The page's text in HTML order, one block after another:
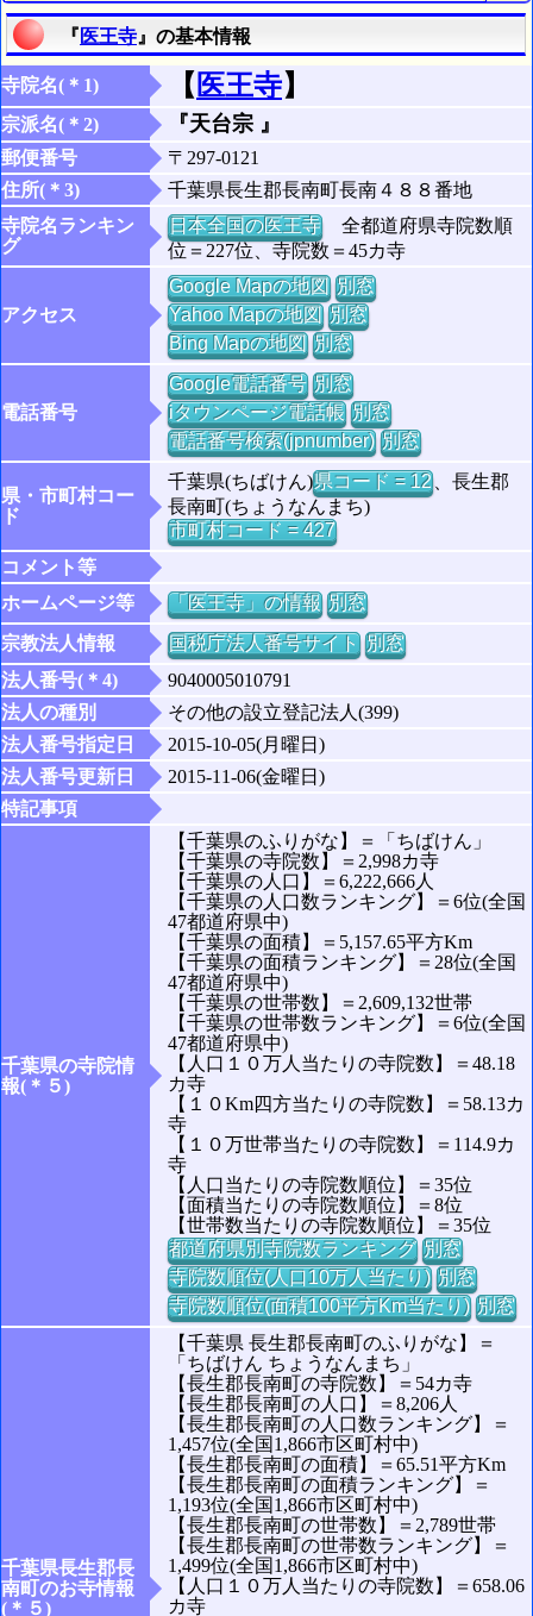
『 医王寺 』の基本情報
寺院名(＊1) 【 医王寺】
宗派名(＊2) 『天台宗 』
郵便番号
〒297-0121
住所(＊3)
千葉県長生郡長南町長南４８８番地
寺院名ランキン
グ
日本全国の医王寺全都道府県寺院数順
位＝227位、寺院数＝45カ寺
アクセス
Google Mapの地図 別窓
Yahoo Mapの地図 別窓
Bing Mapの地図 別窓
電話番号
Google電話番号 別窓
iタウンページ電話帳 別窓
電話番号検索(jpnumber) 別窓
県・市町村コー
ド
千葉県(ちばけん)県コード = 12、長生郡
長南町(ちょうなんまち)
市町村コード = 427
コメント等
ホームページ等
「医王寺」の情報 別窓
宗教法人情報
国税庁法人番号サイト 別窓
法人番号(＊4)
9040005010791
法人の種別
その他の設立登記法人(399)
法人番号指定日
2015-10-05(月曜日)
法人番号更新日
2015-11-06(金曜日)
特記事項
千葉県の寺院情
報(＊５)
【千葉県のふりがな】＝「ちばけん」
【千葉県の寺院数】＝2,998カ寺
【千葉県の人口】＝6,222,666人
【千葉県の人口数ランキング】＝6位(全国
47都道府県中)
【千葉県の面積】＝5,157.65平方Km
【千葉県の面積ランキング】＝28位(全国
47都道府県中)
【千葉県の世帯数】＝2,609,132世帯
【千葉県の世帯数ランキング】＝6位(全国
47都道府県中)
【人口１０万人当たりの寺院数】＝48.18
カ寺
【１０Km四方当たりの寺院数】＝58.13カ
寺
【１０万世帯当たりの寺院数】＝114.9カ
寺
【人口当たりの寺院数順位】＝35位
【面積当たりの寺院数順位】＝8位
【世帯数当たりの寺院数順位】＝35位
都道府県別寺院数ランキング 別窓
寺院数順位(人口10万人当たり) 別窓
寺院数順位(面積100平方Km当たり) 別窓
千葉県長生郡長
南町のお寺情報
(＊５)
【千葉県 長生郡長南町のふりがな】＝
「ちばけん ちょうなんまち」
【長生郡長南町の寺院数】＝54カ寺
【長生郡長南町の人口】＝8,206人
【長生郡長南町の人口数ランキング】＝
1,457位(全国1,866市区町村中)
【長生郡長南町の面積】＝65.51平方Km
【長生郡長南町の面積ランキング】＝
1,193位(全国1,866市区町村中)
【長生郡長南町の世帯数】＝2,789世帯
【長生郡長南町の世帯数ランキング】＝
1,499位(全国1,866市区町村中)
【人口１０万人当たりの寺院数】＝658.06
カ寺